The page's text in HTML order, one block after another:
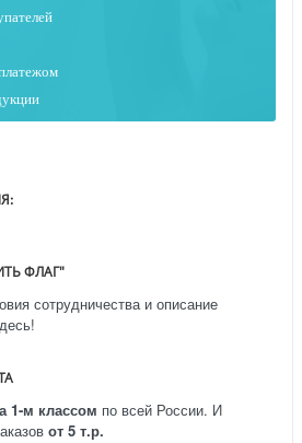
м
ФЛАГ"
сотрудничества и описание
1-м классом по всей России. И
от 5 т.р.